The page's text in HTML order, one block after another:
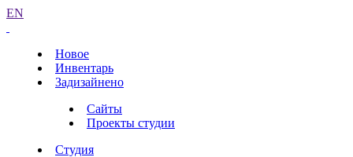
EN
Новое
Инвентарь
Задизайнено
Сайты
Проекты студии
Студия